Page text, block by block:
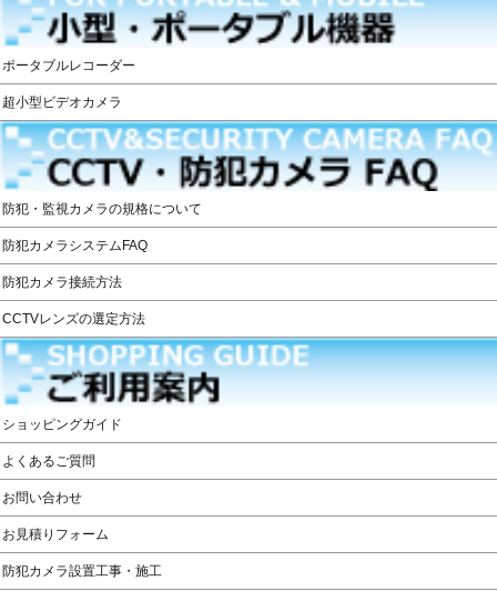
ポータブルレコーダー
超小型ビデオカメラ
防犯・監視カメラの規格について
防犯カメラシステムFAQ
防犯カメラ接続方法
CCTVレンズの選定方法
ショッピングガイド
よくあるご質問
お問い合わせ
お見積りフォーム
防犯カメラ設置工事・施工